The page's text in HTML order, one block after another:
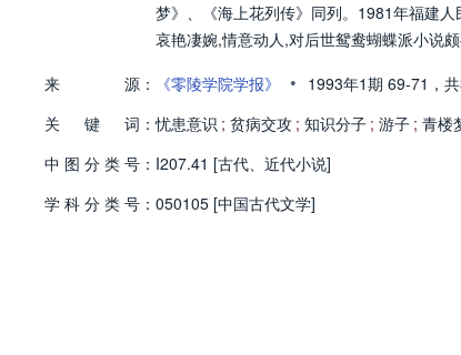
梦》、《海上花列传》同列。1981年福建
哀艳凄婉,情意动人,对后世鸳鸯蝴蝶派小说颇
来
源： 《零陵学院学报》 • 1993年1期 69-71，
关
键 词：忧患意识 ; 贫病交攻 ; 知识分子 ; 游子 ; 青楼
中 图 分 类 号： I207.41 [古代、近代小说]
学 科 分 类 号： 050105 [中国古代文学]